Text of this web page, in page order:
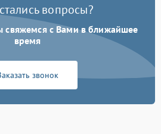
вопросы?
свяжемся с Вами в ближайшее
время
звонок